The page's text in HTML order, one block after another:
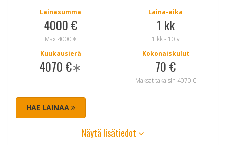
Lainasumma
4000 €
Max 4000 €
Laina-aika
1 kk
1 kk - 10 v
Kuukausierä
4070 €∗
Kokonaiskulut
70 €
Maksat takaisin 4070 €
HAE LAINAA
Näytä lisätiedot